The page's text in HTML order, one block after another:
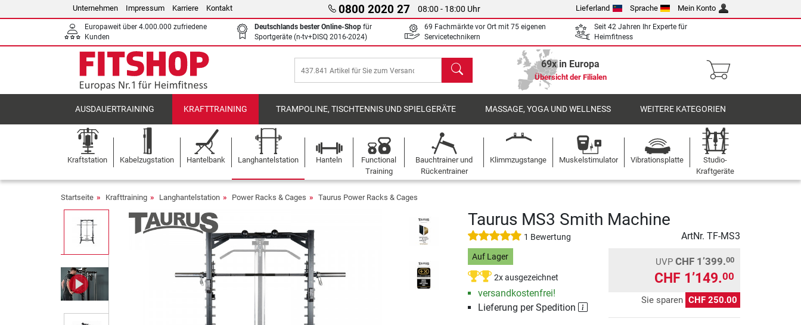
Unternehmen Impressum Karriere Kontakt 0800 2020 27 08:00 - 18:00 Uhr Lieferland Sprache Mein Konto
Europaweit über 4.000.000 zufriedene
Kunden
Deutschlands bester Online-Shop für
Sportgeräte (n-tv+DISQ 2016-2024)
69 Fachmärkte vor Ort mit 75 eigenen
Servicetechnikern
Seit 42 Jahren Ihr Experte für
Heimfitness
Suchen 69x in Europa
Übersicht der Filialen
AUSDAUERTRAINING KRAFTTRAINING TRAMPOLINE, TISCHTENNIS UND SPIELGERÄTE MASSAGE, YOGA UND WELLNESS WEITERE KATEGORIEN
Kraftstation Kabelzugstation Hantelbank Langhantelstation Hanteln
Functional
Training
Bauchtrainer und
Rückentrainer
Klimmzugstange Muskelstimulator Vibrationsplatte
Studio-
Kraftgeräte
Startseite Krafttraining Langhantelstation Power Racks & Cages Taurus Power Racks & Cages
Taurus MS3 Smith Machine
1 Bewertung ArtNr. TF-MS3
Auf Lager
2x ausgezeichnet
versandkostenfrei!
Lieferung per Spedition
UVP CHF 1’399.00
CHF 1’149.00
Sie sparen CHF 250.00